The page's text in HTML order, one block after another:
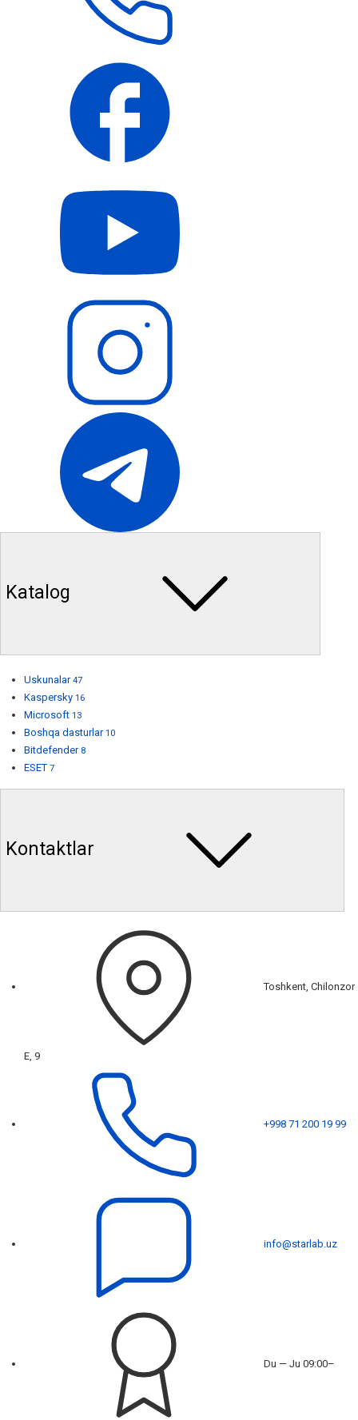
Katalog
Uskunalar 47
Kaspersky 16
Microsoft 13
Boshqa dasturlar 10
Bitdefender 8
ESET 7
Kontaktlar
Toshkent, Chilonzor
E, 9
+998 71 200 19 99
info@starlab.uz
Du — Ju 09:00–